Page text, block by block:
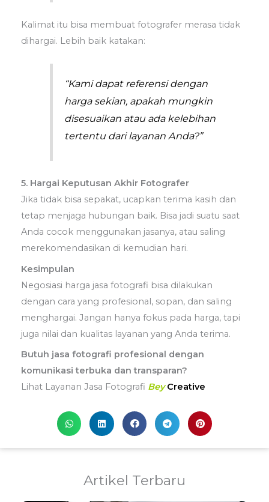
Kalimat itu bisa membuat fotografer merasa tidak
dihargai. Lebih baik katakan:
“Kami dapat referensi dengan
harga sekian, apakah mungkin
disesuaikan atau ada kelebihan
tertentu dari layanan Anda?”
5. Hargai Keputusan Akhir Fotografer
Jika tidak bisa sepakat, ucapkan terima kasih dan
tetap menjaga hubungan baik. Bisa jadi suatu saat
Anda cocok menggunakan jasanya, atau saling
merekomendasikan di kemudian hari.
Kesimpulan
Negosiasi harga jasa fotografi bisa dilakukan
dengan cara yang profesional, sopan, dan saling
menghargai. Jangan hanya fokus pada harga, tapi
juga nilai dan kualitas layanan yang Anda terima.
Butuh jasa fotografi profesional dengan
komunikasi terbuka dan transparan?
Lihat Layanan Jasa Fotografi Bey Creative
Artikel Terbaru